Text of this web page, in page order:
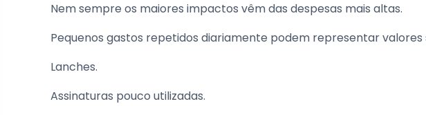
Nem sempre os maiores impactos vêm das despesas mais altas.
Pequenos gastos repetidos diariamente podem representar valores
Lanches.
Assinaturas pouco utilizadas.